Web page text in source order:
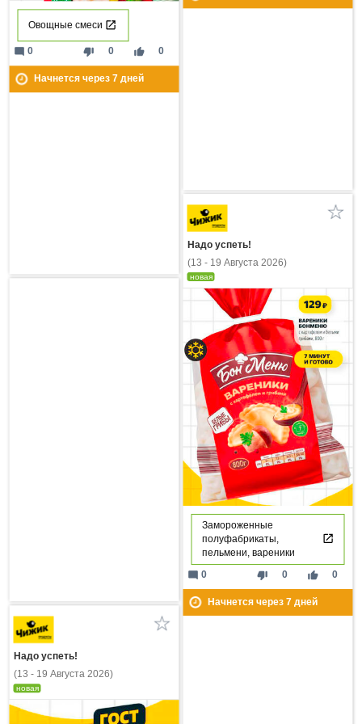
Овощные смеси
thumb_down 0 thumb_up 0
mode_comment 0
Начнется через 7дней
Надо успеть!
(13 - 19 Августа 2026)
новая
Замороженные
полуфабрикаты,
пельмени, вареники
thumb_down 0 thumb_up 0
mode_comment 0
Начнется через 7дней
Надо успеть!
(13 - 19 Августа 2026)
новая